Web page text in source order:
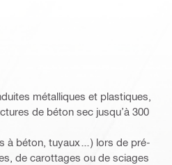
métalliques et plastiques,
de béton sec jusqu’à 300
à béton, tuyaux…) lors de pré-
de carottages ou de sciages